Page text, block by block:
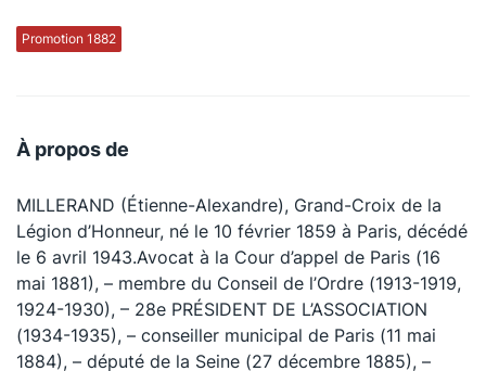
Promotion 1882
À propos de
MILLERAND (Étienne-Alexandre), Grand-Croix de la
Légion d’Honneur, né le 10 février 1859 à Paris, décédé
le 6 avril 1943.Avocat à la Cour d’appel de Paris (16
mai 1881), – membre du Conseil de l’Ordre (1913-1919,
1924-1930), – 28e PRÉSIDENT DE L’ASSOCIATION
(1934-1935), – conseiller municipal de Paris (11 mai
1884), – député de la Seine (27 décembre 1885), –
La défense pénale
Le Concours de la Conférence
La Conférence Berryer
La Petite Conférence